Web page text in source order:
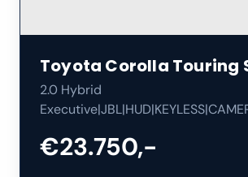
Toyota Corolla Touring
2.0 Hybrid
€23.750,-